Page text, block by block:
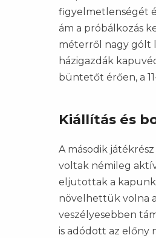
figyelmetlenségét
ám a próbálkozás
méterről nagy gólt
házigazdák
büntetőt érően, a
Kiállítás és
A második
voltak némileg
eljutottak a kapunk
növelhettük volna
veszélyesebben
is adódott az előny